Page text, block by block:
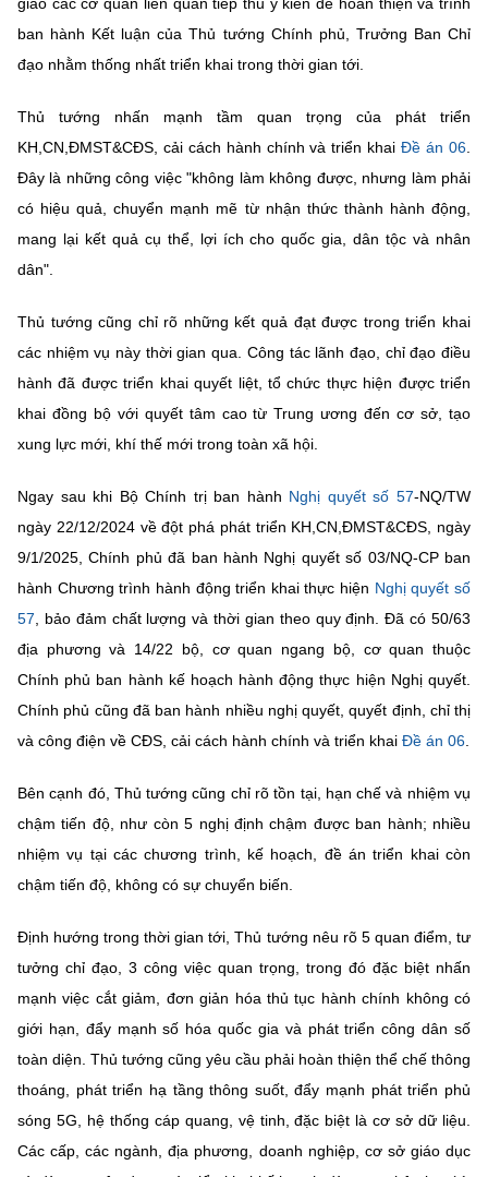
ban hành Kết luận của Thủ tướng Chính phủ, Trưởng Ban Chỉ
đạo nhằm thống nhất triển khai trong thời gian tới.
Thủ tướng nhấn mạnh tầm quan trọng của phát triển
KH,CN,ĐMST&CĐS, cải cách hành chính và triển khaiĐề án 06
Đây là những công việc "không làm không được, nhưng làm phải
có hiệu quả, chuyển mạnh mẽ từ nhận thức thành hành động,
mang lại kết quả cụ thể, lợi ích cho quốc gia, dân tộc và nhân
dân".
Thủ tướng cũng chỉ rõ những kết quả đạt được trong triển khai
các nhiệm vụ này thời gian qua. Công tác lãnh đạo, chỉ đạo điều
hành đã được triển khai quyết liệt, tổ chức thực hiện được triển
khai đồng bộ với quyết tâm cao từ Trung ương đến cơ sở, tạo
xung lực mới, khí thế mới trong toàn xã hội.
Ngay sau khi Bộ Chính trị ban hành Nghị quyết số 57-NQ/TW
ngày 22/12/2024 về đột phá phát triển KH,CN,ĐMST&CĐS, ngày
9/1/2025, Chính phủ đã ban hành Nghị quyết số 03/NQ-CP ban
hành Chương trình hành động triển khai thực hiện Nghị quyết số
57 , bảo đảm chất lượng và thời gian theo quy định. Đã có 50/63
địa phương và 14/22 bộ, cơ quan ngang bộ, cơ quan thuộc
Chính phủ ban hành kế hoạch hành động thực hiện Nghị quyết.
Chính phủ cũng đã ban hành nhiều nghị quyết, quyết định, chỉ thị
và công điện về CĐS, cải cách hành chính và triển khai Đề án 06
Bên cạnh đó, Thủ tướng cũng chỉ rõ tồn tại, hạn chế và nhiệm vụ
chậm tiến độ, như còn 5 nghị định chậm được ban hành; nhiều
nhiệm vụ tại các chương trình, kế hoạch, đề án triển khai còn
chậm tiến độ, không có sự chuyển biến.
Định hướng trong thời gian tới, Thủ tướng nêu rõ 5 quan điểm, tư
tưởng chỉ đạo, 3 công việc quan trọng, trong đó đặc biệt nhấn
mạnh việc cắt giảm, đơn giản hóa thủ tục hành chính không có
giới hạn, đẩy mạnh số hóa quốc gia và phát triển công dân số
toàn diện. Thủ tướng cũng yêu cầu phải hoàn thiện thể chế thông
thoáng, phát triển hạ tầng thông suốt, đẩy mạnh phát triển phủ
sóng 5G, hệ thống cáp quang, vệ tinh, đặc biệt là cơ sở dữ liệu.
Các cấp, các ngành, địa phương, doanh nghiệp, cơ sở giáo dục